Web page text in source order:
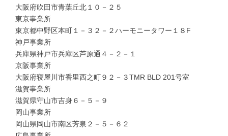
大阪府吹田市青葉丘北１０－２５
東京事業所
東京都中野区本町１－３２－２ハーモニータワー１８F
神戸事業所
兵庫県神戸市兵庫区芦原通４－２－１
京阪事業所
大阪府寝屋川市香里西之町９２－３TMR BLD 201号室
滋賀事業所
滋賀県守山市吉身６－５－９
岡山事業所
岡山県岡山市南区芳泉２－５－６２